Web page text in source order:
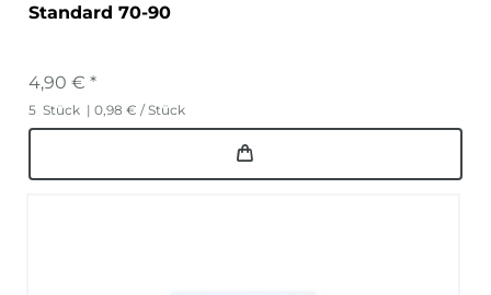
Standard 70-90
4,90 € *
5 Stück | 0,98 € / Stück